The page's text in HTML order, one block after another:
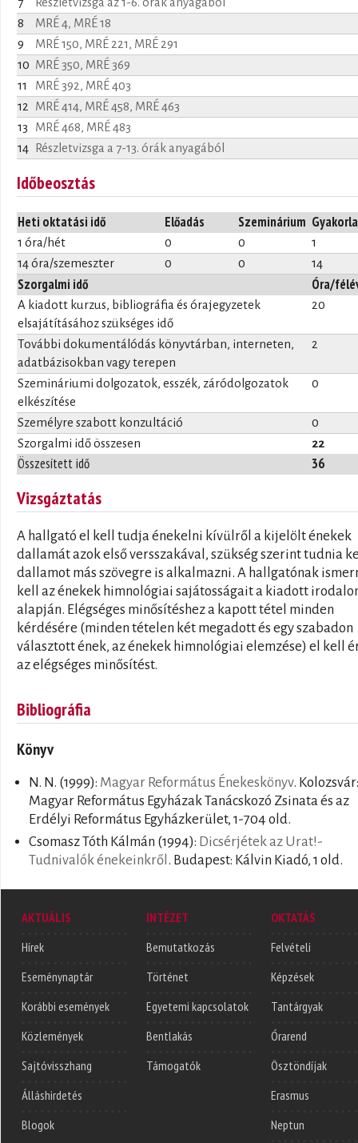
7
Részletvizsga az 1-6. órák anyagából
8
MRÉ 4, MRÉ 18
9
MRÉ 150, MRÉ 221, MRÉ 291
10 MRÉ 350, MRÉ 369
11
MRÉ 392, MRÉ 403
12
MRÉ 414, MRÉ 458, MRÉ 463
13
MRÉ 468, MRÉ 483
14
Részletvizsga a 7-13. órák anyagából
Időbeosztás
Heti oktatási idő Előadás Szeminárium
1 óra/hét 0 0
1
14 óra/szemeszter
0 0 14
Szorgalmi idő Óra/
Összesített idő 36
A kiadott kurzus, bibliográfia és órajegyzetek
elsajátításához szükséges idő
20
További dokumentálódás könyvtárban, interneten,
adatbázisokban vagy terepen
2
Szemináriumi dolgozatok, esszék, záródolgozatok
elkészítése
0
Személyre szabott konzultáció
0
Szorgalmi idő összesen
22
Vizsgáztatás
A hallgató el kell tudja énekelni kívülről a kijelölt énekek
dallamát azok első versszakával, szükség szerint tudnia
dallamot más szövegre is alkalmazni. A hallgatónak
kell az énekek himnológiai sajátosságait a kiadott
alapján. Elégséges minősítéshez a kapott tétel minden
kérdésére (minden tételen két megadott és egy szabadon
választott ének, az énekek himnológiai elemzése) el kell
az elégséges minősítést.
Bibliográfia
Könyv
N. N. (1999): Magyar Református Énekeskönyv. Kolozsvár:
Magyar Református Egyházak Tanácskozó Zsinata és az
Erdélyi Református Egyházkerület, 1-704 old.
Csomasz Tóth Kálmán (1994): Dicsérjétek az Urat!-
Tudnivalók énekeinkről . Budapest: Kálvin Kiadó, 1 old.
AKTUÁLIS
Hírek
Eseménynaptár
Korábbi események
Közlemények
Sajtóvisszhang
Álláshirdetés
Blogok
INTÉZET
Bemutatkozás
Történet
Egyetemi kapcsolatok
Bentlakás
Támogatók
OKTATÁS
Felvételi
Képzések
Tantárgyak
Órarend
Ösztöndíjak
Erasmus
Neptun